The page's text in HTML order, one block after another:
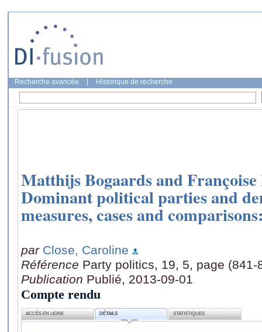
Recherche avancée Historique de recherche
Matthijs Bogaards and Françoise
Dominant political parties and
measures, cases and
par Close, Caroline
Référence Party politics, 19, 5, page (841-
Publication Publié, 2013-09-01
Compte rendu
ACCÈS EN LIGNE DÉTAILS STATISTIQUES